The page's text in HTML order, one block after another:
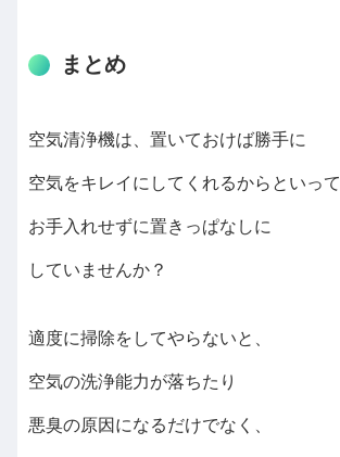
まとめ
空気清浄機は、置いておけば勝手に
空気をキレイにしてくれるからといって
お手入れせずに置きっぱなしに
していませんか？
適度に掃除をしてやらないと、
空気の洗浄能力が落ちたり
悪臭の原因になるだけでなく、